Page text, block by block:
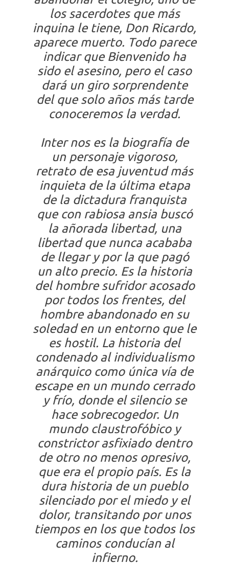
los sacerdotes que más
inquina le tiene, Don Ricardo,
aparece muerto. Todo parece
indicar que Bienvenido ha
sido el asesino, pero el caso
dará un giro sorprendente
del que solo años más tarde
conoceremos la verdad.
Inter noses la biografía de
un personaje vigoroso,
retrato de esa juventud más
inquieta de la última etapa
de la dictadura franquista
que con rabiosa ansia buscó
la añorada libertad, una
libertad que nunca acababa
de llegar y por la que pagó
un alto precio. Es la historia
del hombre sufridor acosado
por todos los frentes, del
hombre abandonado en su
soledad en un entorno que le
es hostil. La historia del
condenado al individualismo
anárquico como única vía de
escape en un mundo cerrado
y frío, donde el silencio se
hace sobrecogedor. Un
mundo claustrofóbico y
constrictor asfixiado dentro
de otro no menos opresivo,
que era el propio país. Es la
dura historia de un pueblo
silenciado por el miedo y el
dolor, transitando por unos
tiempos en los que todos los
caminos conducían al
infierno.